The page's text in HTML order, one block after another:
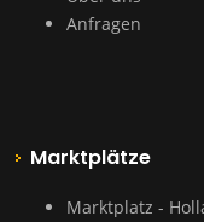
Anfragen
Marktplätze
Marktplatz -